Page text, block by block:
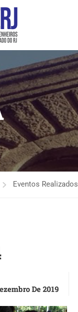
Eventos Realizados
De 2019